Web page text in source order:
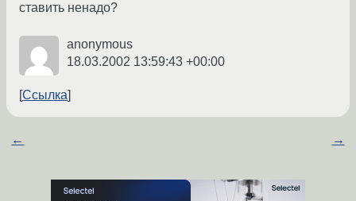
ставить ненадо?
anonymous
18.03.2002 13:59:43 +00:00
Ссылка
← →